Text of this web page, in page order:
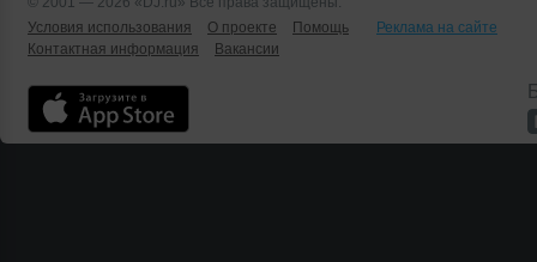
Условия использования
О проекте Помощь
Реклама на сайте
Контактная информация
Вакансии